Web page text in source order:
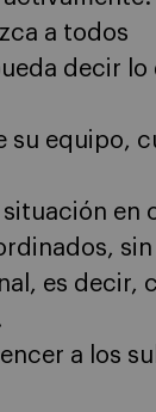
a todos
decir lo
su equipo,
en
es decir,
a los